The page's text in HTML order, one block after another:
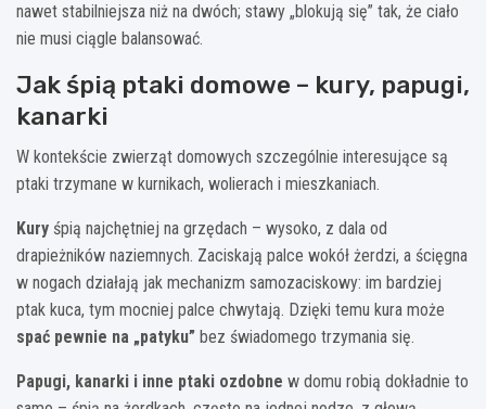
nawet stabilniejsza niż na dwóch; stawy „blokują się” tak, że ciało
nie musi ciągle balansować.
Jak śpią ptaki domowe – kury, papugi,
kanarki
W kontekście zwierząt domowych szczególnie interesujące są
ptaki trzymane w kurnikach, wolierach i mieszkaniach.
Kury śpią najchętniej na grzędach – wysoko, z dala od
drapieżników naziemnych. Zaciskają palce wokół żerdzi, a ścięgna
w nogach działają jak mechanizm samozaciskowy: im bardziej
ptak kuca, tym mocniej palce chwytają. Dzięki temu kura może
spać pewnie na „patyku” bez świadomego trzymania się.
Papugi, kanarki i inne ptaki ozdobne w domu robią dokładnie to